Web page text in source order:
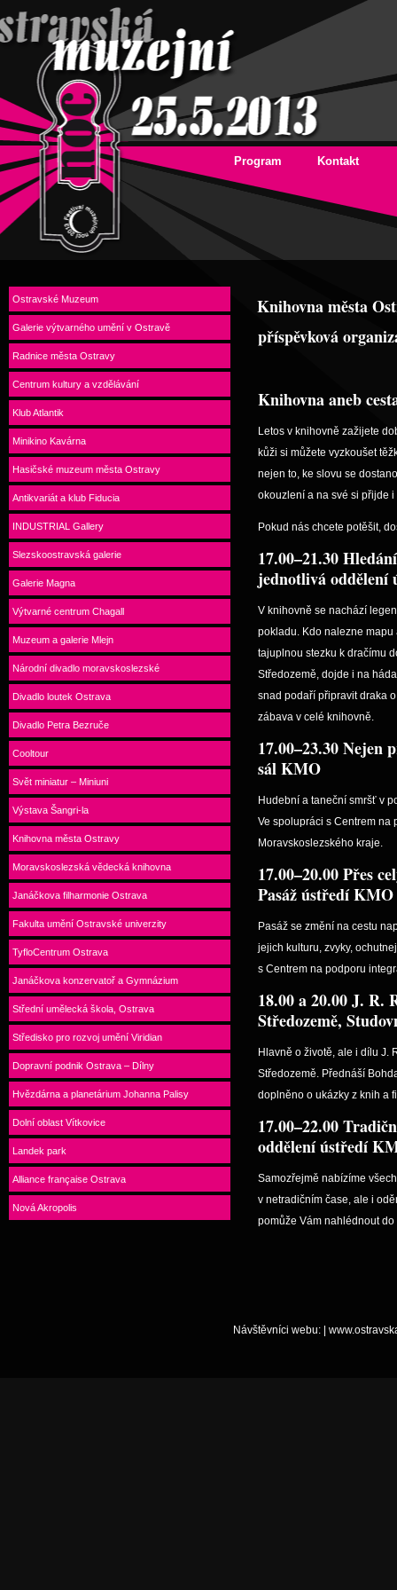
Program Kontakt
Ostravské Muzeum
Galerie výtvarného umění v Ostravě
Radnice města Ostravy
Centrum kultury a vzdělávání
Klub Atlantik
Minikino Kavárna
Hasičské muzeum města Ostravy
Antikvariát a klub Fiducia
INDUSTRIAL Gallery
Slezskoostravská galerie
Galerie Magna
Výtvarné centrum Chagall
Muzeum a galerie Mlejn
Národní divadlo moravskoslezské
Divadlo loutek Ostrava
Divadlo Petra Bezruče
Cooltour
Svět miniatur – Miniuni
Výstava Šangri-la
Knihovna města Ostravy
Moravskoslezská vědecká knihovna
Janáčkova filharmonie Ostrava
Fakulta umění Ostravské univerzity
TyfloCentrum Ostrava
Janáčkova konzervatoř a Gymnázium
Střední umělecká škola, Ostrava
Středisko pro rozvoj umění Viridian
Dopravní podnik Ostrava – Dílny
Hvězdárna a planetárium Johanna Palisy
Dolní oblast Vítkovice
Landek park
Alliance française Ostrava
Nová Akropolis
Knihovna města
příspěvková
Knihovna aneb
Letos v knihovně zažijete
kůži si můžete vyzkoušet
nejen to, ke slovu se
okouzlení a na své si přijde i
Pokud nás chcete potěšit,
17.00–21.30
jednotlivá
V knihovně se nachází
pokladu. Kdo nalezne
tajuplnou stezku k dračímu
Středozemě, dojde i na
snad podaří připravit draka
zábava v celé knihovně.
17.00–23.30 Nejen
sál KMO
Hudební a taneční smršť v
Ve spolupráci s Centrem na
Moravskoslezského kraje.
17.00–20.00 Přes
Pasáž ústředí KMO
Pasáž se změní na cestu
jejich kulturu, zvyky,
s Centrem na podporu
18.00 a 20.00 J. R.
Středozemě,
Hlavně o životě, ale i dílu J.
Středozemě. Přednáší
doplněno o ukázky z knih a
17.00–22.00
oddělení ústředí
Samozřejmě nabízíme
v netradičním čase, ale i
pomůže Vám nahlédnout
Návštěvníci webu: |